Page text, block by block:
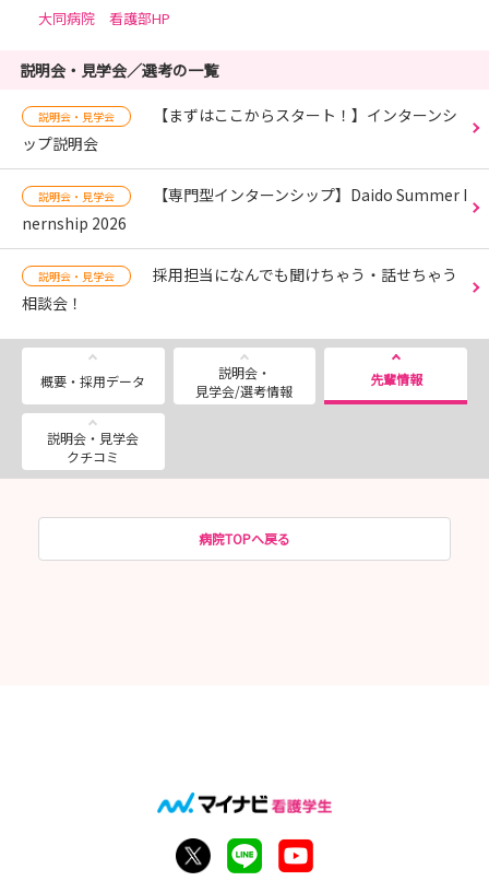
大同病院 看護部HP
説明会・見学会／選考の一覧
説明会・見学会
【まずはここからスタート！】インターンシ
ップ説明会
説明会・見学会
【専門型インターンシップ】Daido Summer I
nernship 2026
説明会・見学会
採用担当になんでも聞けちゃう・話せちゃう
相談会！
概要・採用データ
説明会・
見学会/選考情報
先輩情報
説明会・見学会
クチコミ
病院TOPへ戻る